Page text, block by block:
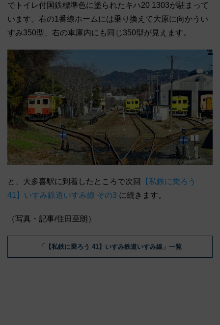
でトイレ付国鉄標準色に塗られたキハ20 1303が駐まって
います。右の1番線ホームには乗り換えて大原に向かうい
すみ350型、右の車庫内にも同じ350型が見えます。
と、大多喜駅に到着したところで次回
【私鉄に乗ろう
41】いすみ鉄道いすみ線 その3 に続きます。
（写真・記事/住田至朗）
「【私鉄に乗ろう 41】いすみ鉄道いすみ線」一覧